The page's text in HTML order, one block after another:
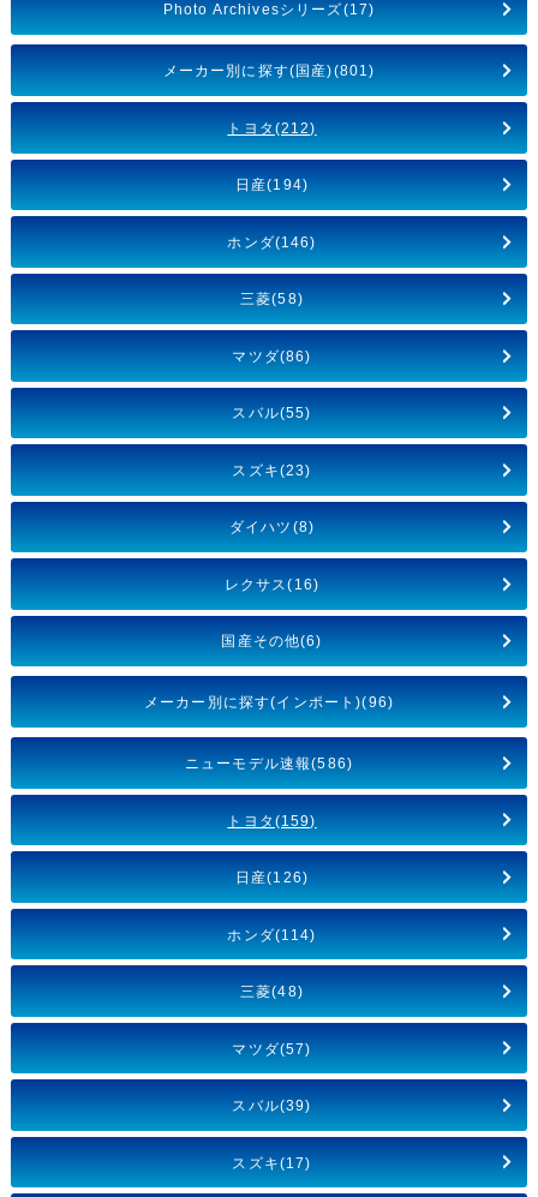
Photo Archivesシリーズ(17)
メーカー別に探す(国産)(801)
トヨタ(212)
日産(194)
ホンダ(146)
三菱(58)
マツダ(86)
スバル(55)
スズキ(23)
ダイハツ(8)
レクサス(16)
国産その他(6)
メーカー別に探す(インポート)(96)
ニューモデル速報(586)
トヨタ(159)
日産(126)
ホンダ(114)
三菱(48)
マツダ(57)
スバル(39)
スズキ(17)